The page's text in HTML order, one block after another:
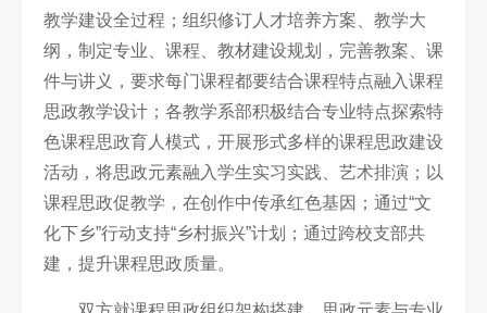
教学建设全过程；组织修订人才培养方案、教学大
纲，制定专业、课程、教材建设规划，完善教案、课
件与讲义，要求每门课程都要结合课程特点融入课程
思政教学设计；各教学系部积极结合专业特点探索特
色课程思政育人模式，开展形式多样的课程思政建设
活动，将思政元素融入学生实习实践、艺术排演；以
课程思政促教学，在创作中传承红色基因；通过“文
化下乡”行动支持“乡村振兴”计划；通过跨校支部共
建，提升课程思政质量。